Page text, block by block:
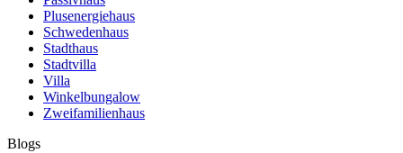
Plusenergiehaus
Schwedenhaus
Stadthaus
Stadtvilla
Villa
Winkelbungalow
Zweifamilienhaus
Blogs